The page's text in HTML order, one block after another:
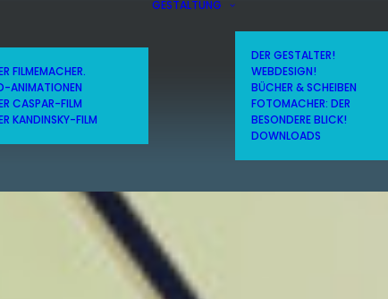
FILMEMACHER.
ANIMATIONEN
CASPAR-FILM
KANDINSKY-FILM
GESTALTUNG
DER GESTALTER!
WEBDESIGN!
BÜCHER & SCHEIBEN
FOTOMACHER: DER
BESONDERE BLICK!
DOWNLOADS